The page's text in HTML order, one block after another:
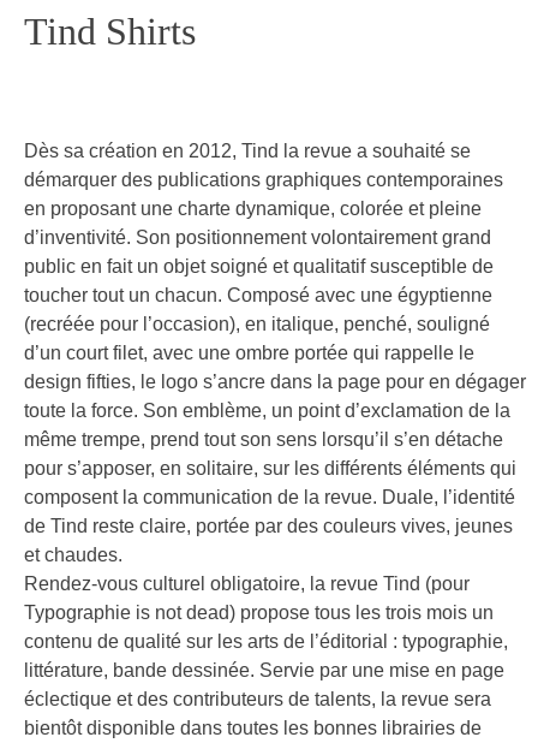
Tind Shirts
Dès sa création en 2012, Tind la revue a souhaité se
démarquer des publications graphiques contemporaines
en proposant une charte dynamique, colorée et pleine
d’inventivité. Son positionnement volontairement grand
public en fait un objet soigné et qualitatif susceptible de
toucher tout un chacun. Composé avec une égyptienne
(recréée pour l’occasion), en italique, penché, souligné
d’un court filet, avec une ombre portée qui rappelle le
design fifties, le logo s’ancre dans la page pour en dégager
toute la force. Son emblème, un point d’exclamation de la
même trempe, prend tout son sens lorsqu’il s’en détache
pour s’apposer, en solitaire, sur les différents éléments qui
composent la communication de la revue. Duale, l’identité
de Tind reste claire, portée par des couleurs vives, jeunes
et chaudes.
Rendez-vous culturel obligatoire, la revue Tind (pour
Typographie is not dead) propose tous les trois mois un
contenu de qualité sur les arts de l’éditorial : typographie,
littérature, bande dessinée. Servie par une mise en page
éclectique et des contributeurs de talents, la revue sera
bientôt disponible dans toutes les bonnes librairies de